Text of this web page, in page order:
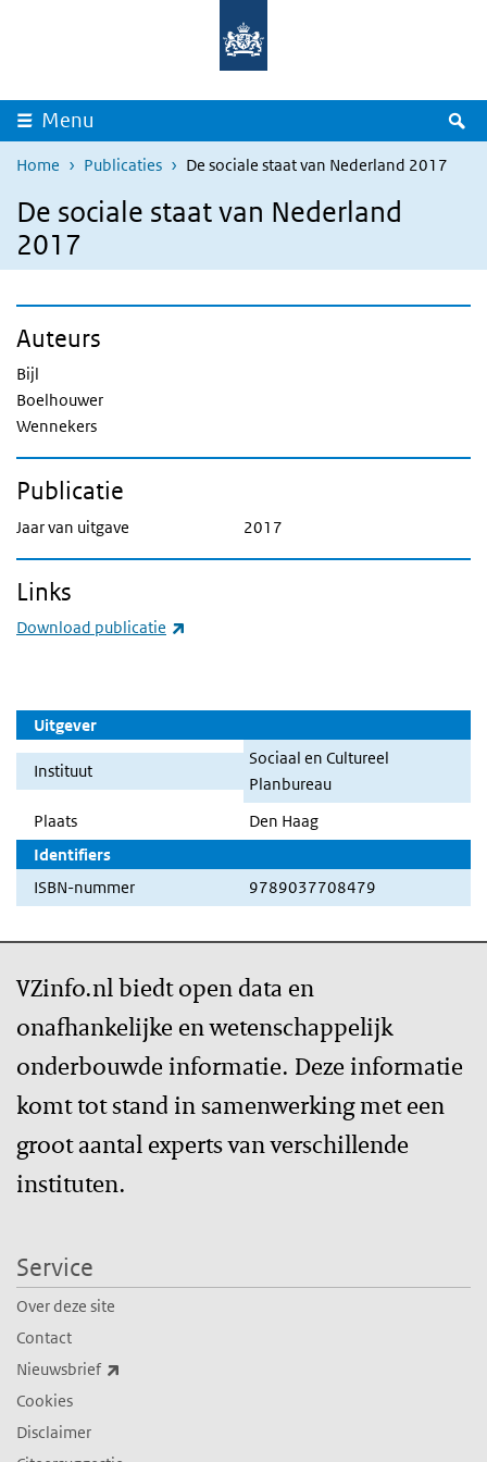
Overslaan en naar de inhoud gaan
Menu
Home Publicaties De sociale staat van Nederland 2017
De sociale staat van Nederland
2017
Uitgever
Instituut
Sociaal en Cultureel
Planbureau
Plaats
Den Haag
Identifiers
ISBN-nummer
9789037708479
Auteurs
Bijl
Boelhouwer
Wennekers
Publicatie
Jaar van uitgave 2017
Links
Download publicatie
VZinfo.nl biedt open data en
onafhankelijke en wetenschappelijk
onderbouwde informatie. Deze informatie
komt tot stand in samenwerking met een
groot aantal experts van verschillende
instituten.
Service
Over deze site
Contact
Nieuwsbrief
Cookies
Disclaimer